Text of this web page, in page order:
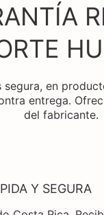
segura, en
entrega.
del fabricante.
Y SEGURA